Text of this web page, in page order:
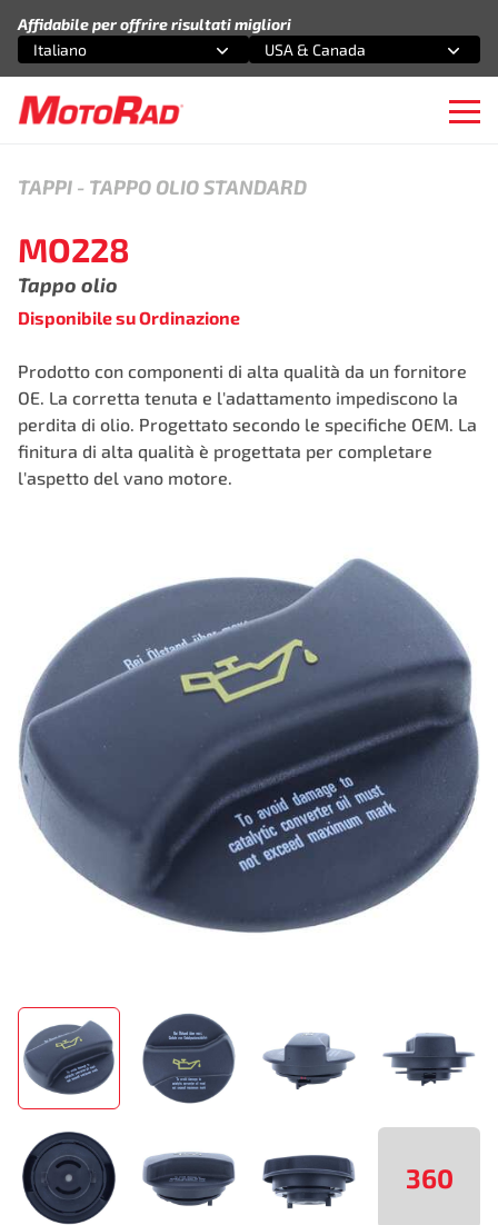
Affidabile per offrire risultati migliori
Seleziona un'opzione
Italiano
Seleziona un'opzione
USA & Canada
360
TAPPI - TAPPO OLIO STANDARD
MO228
Tappo olio
Disponibile su Ordinazione
Prodotto con componenti di alta qualità da un fornitore
OE. La corretta tenuta e l'adattamento impediscono la
perdita di olio. Progettato secondo le specifiche OEM. La
finitura di alta qualità è progettata per completare
l'aspetto del vano motore.